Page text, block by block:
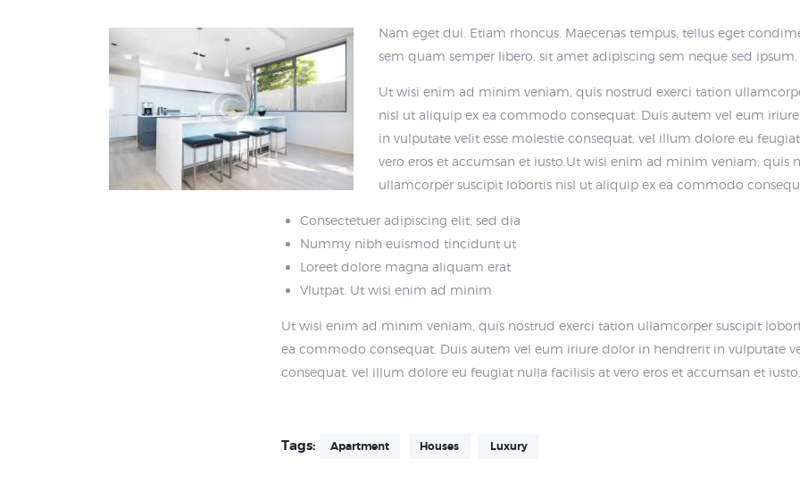
Nam eget dui. Etiam rhoncus. Maecenas tempus, tellus eget
sem quam semper libero, sit amet adipiscing sem neque sed ipsum.
Ut wisi enim ad minim veniam, quis nostrud exerci tation
nisl ut aliquip ex ea commodo consequat. Duis autem vel eum
in vulputate velit esse molestie consequat, vel illum dolore eu
vero eros et accumsan et iusto.Ut wisi enim ad minim veniam, quis
ullamcorper suscipit lobortis nisl ut aliquip ex ea commodo
Consectetuer adipiscing elit, sed dia
Nummy nibh euismod tincidunt ut
Loreet dolore magna aliquam erat
Vlutpat. Ut wisi enim ad minim
Ut wisi enim ad minim veniam, quis nostrud exerci tation ullamcorper suscipit
ea commodo consequat. Duis autem vel eum iriure dolor in hendrerit in vulputate
consequat, vel illum dolore eu feugiat nulla facilisis at vero eros et accumsan et iusto.
Tags: Apartment Houses Luxury